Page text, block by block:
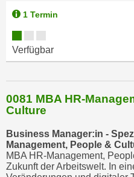
1 Termin
Verfügbar
0081 MBA HR-
Culture
Business Manager:in -
Management, People &
MBA HR-Management,
Zukunft der Arbeitswelt. In
e
n